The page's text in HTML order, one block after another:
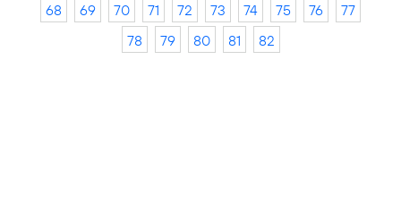
68
69 70 71 72 73 74 75 76
77
78
79 80 81 82